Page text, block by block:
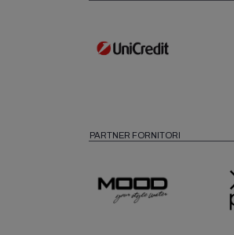
PARTNER FORNITORI